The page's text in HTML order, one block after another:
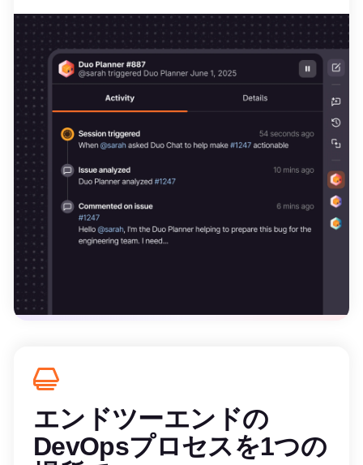
エンドツーエンドの
DevOpsプロセスを1つの